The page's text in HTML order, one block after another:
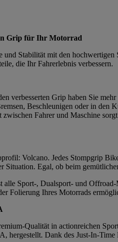
Grip für Ihr Motorrad
und Stabilität mit den
die Ihr Fahrerlebnis verbessern.
verbesserten Grip haben Sie
Beschleunigen oder in den
Fahrer und Maschine
Volcano. Jedes Stompgrip
Situation. Egal, ob beim
Sport-, Dualsport- und
Folierung Ihres Motorrads
Qualität in actionreichen
hergestellt. Dank des Just-In-